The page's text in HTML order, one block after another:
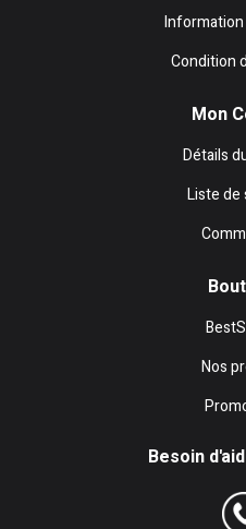
Condition
Mon
Détails
Liste de
Nos
Besoin